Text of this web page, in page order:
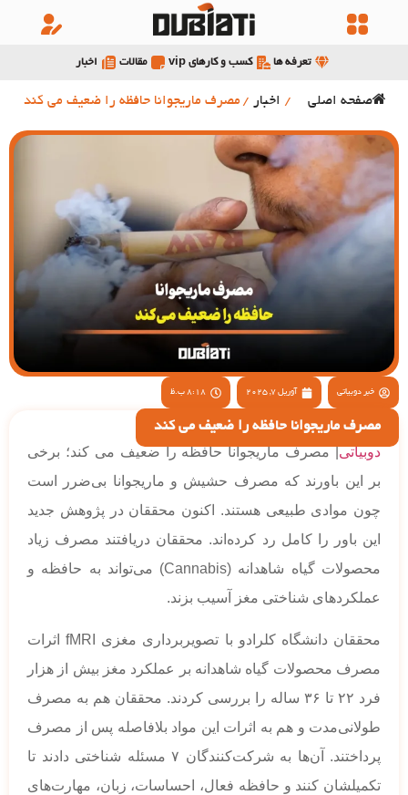
تعرفه ها کسب و کارهای vip مقالات اخبار
صفحه اصلی / اخبار / مصرف ماریجوانا حافظه را ضعیف می کند
خبر دوبیاتی آوریل 7, 2025 8:18 ب.ظ
مصرف ماریجوانا حافظه را ضعیف می کند
دوبیاتی| مصرف ماریجوانا حافظه را ضعیف می کند؛ برخی
بر این باورند که مصرف حشیش و ماریجوانا بی‌ضرر است
چون موادی طبیعی هستند. اکنون محققان در پژوهش جدید
این باور را کامل رد کرده‌اند. محققان دریافتند مصرف زیاد
محصولات گیاه شاهدانه (Cannabis) می‌تواند به حافظه و
عملکردهای شناختی مغز آسیب بزند.
محققان دانشگاه کلرادو با تصویربرداری مغزی fMRI اثرات
مصرف محصولات گیاه شاهدانه بر عملکرد مغز بیش از هزار
فرد ۲۲ تا ۳۶ ساله را بررسی کردند. محققان هم به مصرف
طولانی‌مدت و هم به اثرات این مواد بلافاصله پس از مصرف
پرداختند. آن‌ها به شرکت‌کنندگان ۷ مسئله شناختی دادند تا
تکمیلشان کنند و حافظه فعال، احساسات، زبان، مهارت‌های